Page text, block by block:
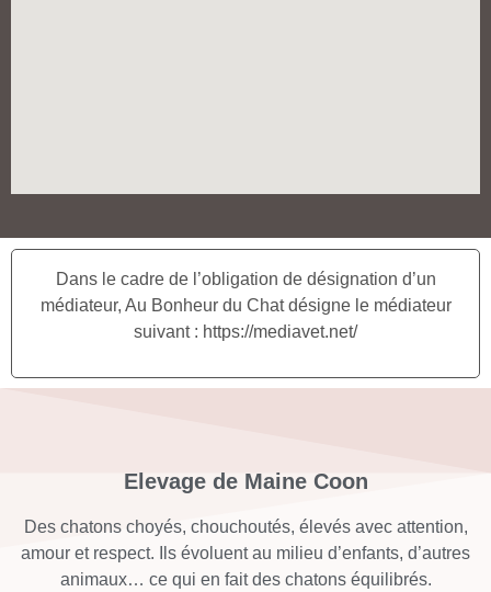
Dans le cadre de l’obligation de désignation d’un
médiateur, Au Bonheur du Chat désigne le médiateur
suivant : https://mediavet.net/
Elevage de Maine Coon
Des chatons choyés, chouchoutés, élevés avec attention,
amour et respect. Ils évoluent au milieu d’enfants, d’autres
animaux… ce qui en fait des chatons équilibrés.